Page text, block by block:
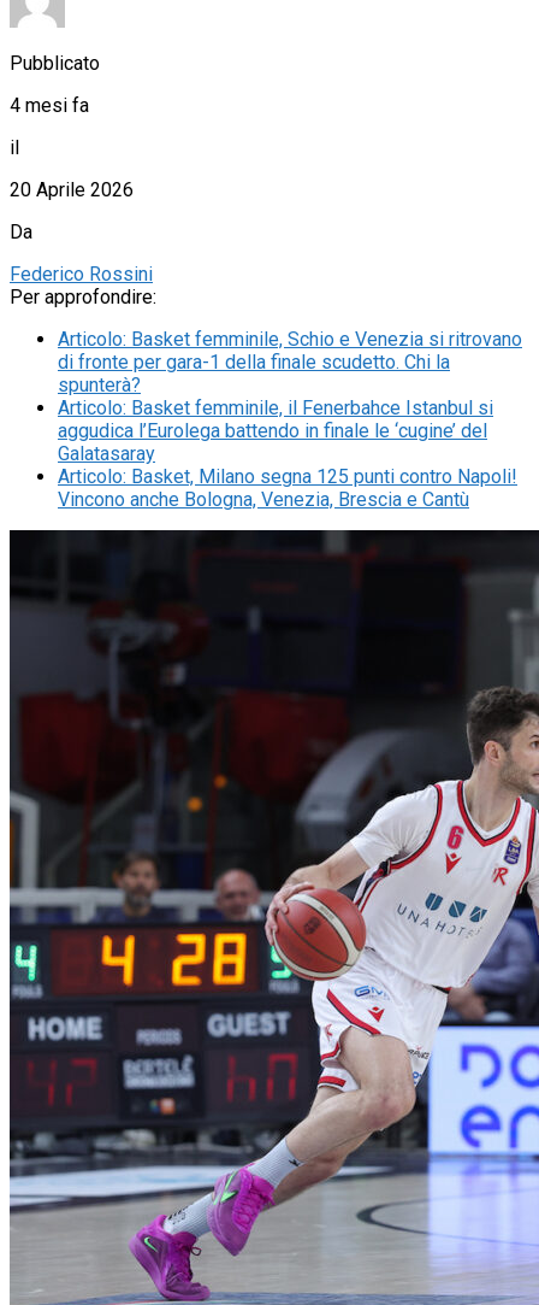
Pubblicato
4 mesi fa
il
20 Aprile 2026
Da
Federico Rossini
Per approfondire:
Articolo: Basket femminile, Schio e Venezia si ritrovano
di fronte per gara-1 della finale scudetto. Chi la
spunterà?
Articolo: Basket femminile, il Fenerbahce Istanbul si
aggudica l’Eurolega battendo in finale le ‘cugine’ del
Galatasaray
Articolo: Basket, Milano segna 125 punti contro Napoli!
Vincono anche Bologna, Venezia, Brescia e Cantù